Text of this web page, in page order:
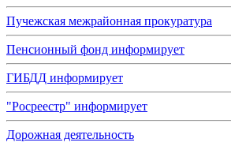
Пучежская межрайонная прокуратура
Пенсионный фонд информирует
ГИБДД информирует
"Росреестр" информирует
Дорожная деятельность